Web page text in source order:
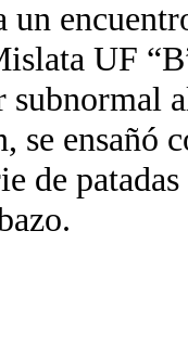
un
UF
subnormal
se ensañó
de